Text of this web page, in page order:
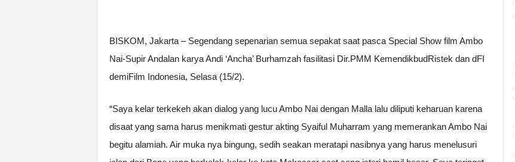
BISKOM, Jakarta – Segendang sepenarian semua sepakat saat pasca Special Show film Ambo
Nai-Supir Andalan karya Andi ‘Ancha’ Burhamzah fasilitasi Dir.PMM KemendikbudRistek dan dFI
demiFilm Indonesia, Selasa (15/2).
“Saya kelar terkekeh akan dialog yang lucu Ambo Nai dengan Malla lalu diliputi keharuan karena
disaat yang sama harus menikmati gestur akting Syaiful Muharram yang memerankan Ambo Nai
begitu alamiah. Air muka nya bingung, sedih seakan meratapi nasibnya yang harus menelusuri